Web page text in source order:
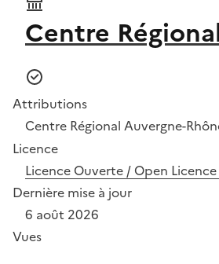
Centre
Attributions
Centre Régional Auvergne-
Licence
Licence Ouverte / Open
Dernière mise à jour
6 août 2026
Vues